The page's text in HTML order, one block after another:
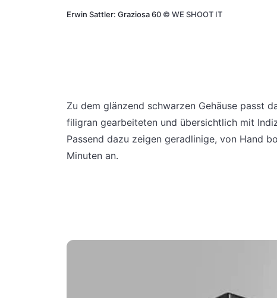
Erwin Sattler: Graziosa 60 © WE SHOOT IT
Zu dem glänzend schwarzen Gehäuse passt
filigran gearbeiteten und übersichtlich mit
Passend dazu zeigen geradlinige, von Hand
Minuten an.